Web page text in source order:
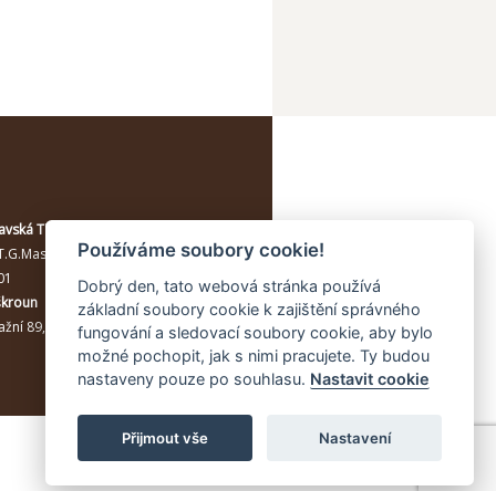
Třebová
114/10a, Moravská
89, Lanškroun, 56301
Používáme soubory cookie!
Dobrý den, tato webová stránka používá
základní soubory cookie k zajištění správného
fungování a sledovací soubory cookie, aby bylo
možné pochopit, jak s nimi pracujete. Ty budou
nastaveny pouze po souhlasu. Nastavit cookie
Přijmout vše Nastavení